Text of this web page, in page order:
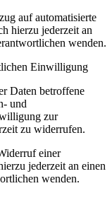
auf automatisierte
hierzu jederzeit an
wenden.
Einwilligung
Daten betroffene
und
zur
zu widerrufen.
einer
jederzeit an einen
wenden.